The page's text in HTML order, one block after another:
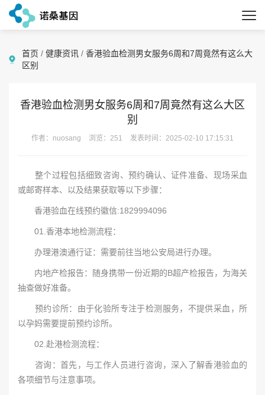
首页 / 健康资讯 / 香港验血检测男女服务6周和7周竟然有这么大
区别
香港验血检测男女服务6周和7周竟然有这么大区
别
作者：nuosang 浏览：251 发表时间：2025-02-10 17:15:31
整个过程包括细致咨询、预约确认、证件准备、现场采血
或邮寄样本、以及结果获取等以下步骤：
香港验血在线预约徽信:1829994096
01.香港本地检测流程：
办理港澳通行证：需要前往当地公安局进行办理。
内地产检报告：随身携带一份近期的B超产检报告，为海关
抽查做好准备。
预约诊所：由于化验所专注于检测服务，不提供采血，所
以孕妈需要提前预约诊所。
02.赴港检测流程：
咨询：首先，与工作人员进行咨询，深入了解香港验血的
各项细节与注意事项。